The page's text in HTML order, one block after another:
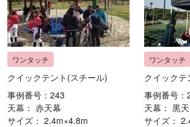
クイックテント(スチール)
事例番号：243
天幕： 赤天幕
サイズ： 2.4m×4.8m
クイック
事例番号：
天幕： 黒
サイズ：